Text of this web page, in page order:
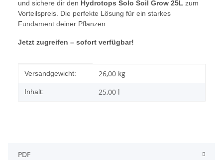
und sichere dir den Hydrotops Solo Soil Grow 25L zum
Vorteilspreis. Die perfekte Lösung für ein starkes
Fundament deiner Pflanzen.
Jetzt zugreifen – sofort verfügbar!
Produkteigenschaft
Wert
Versandgewicht: 26,00 kg
Inhalt: 25,00 l
PDF